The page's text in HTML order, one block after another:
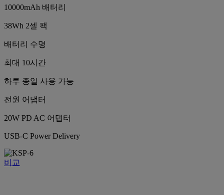
10000mAh 배터리
38Wh 2셀 팩
배터리 수명
최대 10시간
하루 종일 사용 가능
전원 어댑터
20W PD AC 어댑터
USB-C Power Delivery
비교